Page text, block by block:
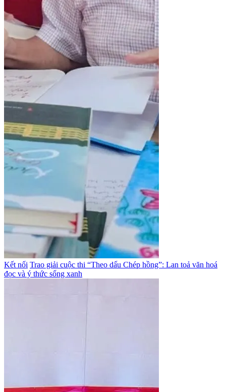
Kết nối Trao giải cuộc thi “Theo dấu Chép hồng”: Lan toả văn hoá
đọc và ý thức sống xanh